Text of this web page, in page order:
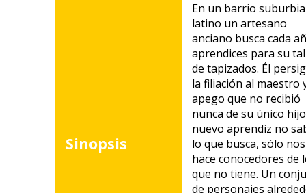
Sinopsis
En un barrio
latino un artesano
anciano busca cada
aprendices para su
de tapizados. Él
la filiación al maestro
apego que no recibió
nunca de su único
nuevo aprendiz no
lo que busca, sólo nos
hace conocedores de
que no tiene. Un
de personajes